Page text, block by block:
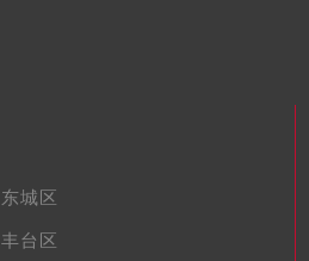
东城区
丰台区